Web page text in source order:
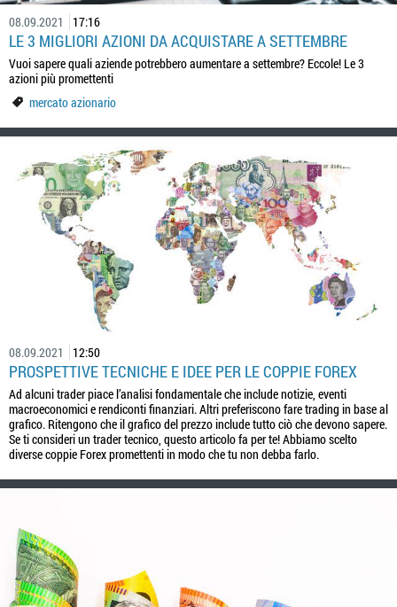
08.09.2021 17:16
LE 3 MIGLIORI AZIONI DA ACQUISTARE A SETTEMBRE
Vuoi sapere quali aziende potrebbero aumentare a settembre? Eccole! Le 3
azioni più promettenti
mercato azionario
08.09.2021 12:50
PROSPETTIVE TECNICHE E IDEE PER LE COPPIE FOREX
Ad alcuni trader piace l’analisi fondamentale che include notizie, eventi
macroeconomici e rendiconti finanziari. Altri preferiscono fare trading in base al
grafico. Ritengono che il grafico del prezzo include tutto ciò che devono sapere.
Se ti consideri un trader tecnico, questo articolo fa per te! Abbiamo scelto
diverse coppie Forex promettenti in modo che tu non debba farlo.